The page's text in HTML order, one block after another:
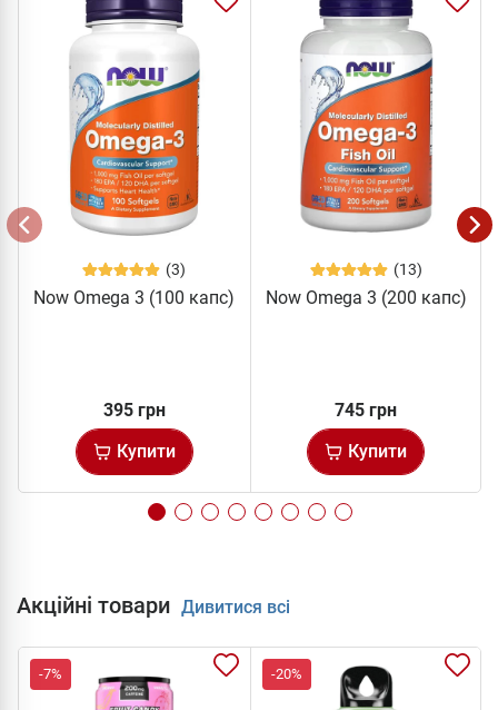
(3)
Now Omega 3 (100 капс)
395 грн
Купити
(13)
Now Omega 3 (200 капс)
745 грн
Купити
Акційні товари Дивитися всі
-7% -20%